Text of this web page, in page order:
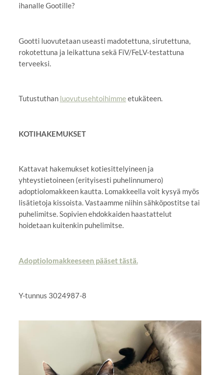
ihanalle Gootille?
Gootti luovutetaan useasti madotettuna, sirutettuna,
rokotettuna ja leikattuna sekä FiV/FeLV-testattuna
terveeksi.
Tutustuthan luovutusehtoihimme etukäteen.
KOTIHAKEMUKSET
Kattavat hakemukset kotiesittelyineen ja
yhteystietoineen (erityisesti puhelinnumero)
adoptiolomakkeen kautta. Lomakkeella voit kysyä myös
lisätietoja kissoista. Vastaamme niihin sähköpostitse tai
puhelimitse. Sopivien ehdokkaiden haastattelut
hoidetaan kuitenkin puhelimitse.
Adoptiolomakkeeseen pääset tästä.
Y-tunnus 3024987-8